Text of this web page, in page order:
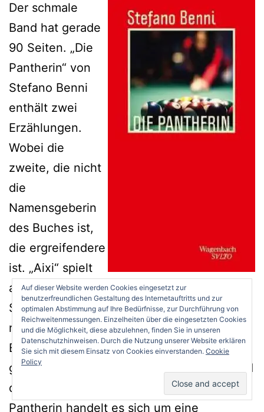
Der schmale
Band hat gerade
90 Seiten. „Die
Pantherin“ von
Stefano Benni
enthält zwei
Erzählungen.
Wobei die
zweite, die nicht
die
Namensgeberin
des Buches ist,
die ergreifendere
ist. „Aixi“ spielt
an der Küste
Siziliens. „Die Pantherin“ im Keller eines
riesigen Billardsalons.
Beide Erzählungen verbindet der sehr
genaue Blick Bennis auf die Umgebung und
die Personen, die er beschreibt. Bei der
Pantherin handelt es sich um eine
Auf dieser Website werden Cookies eingesetzt zur
benutzerfreundlichen Gestaltung des Internetauftritts und zur
optimalen Abstimmung auf Ihre Bedürfnisse, zur Durchführung von
Reichweitenmessungen. Einzelheiten über die eingesetzten Cookies
und die Möglichkeit, diese abzulehnen, finden Sie in unseren
Datenschutzhinweisen. Durch die Nutzung unserer Website erklären
Sie sich mit diesem Einsatz von Cookies einverstanden. Cookie
Policy